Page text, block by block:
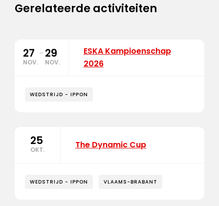
Gerelateerde activiteiten
27
NOV.
- 29
NOV.
ESKA Kampioenschap
2026
WEDSTRIJD - IPPON
25
OKT. The Dynamic Cup
WEDSTRIJD - IPPON VLAAMS-BRABANT